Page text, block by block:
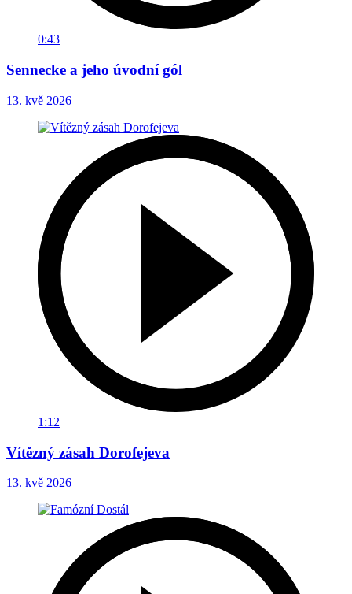
0:43
Sennecke a jeho úvodní gól
13. kvě 2026
1:12
Vítězný zásah Dorofejeva
13. kvě 2026